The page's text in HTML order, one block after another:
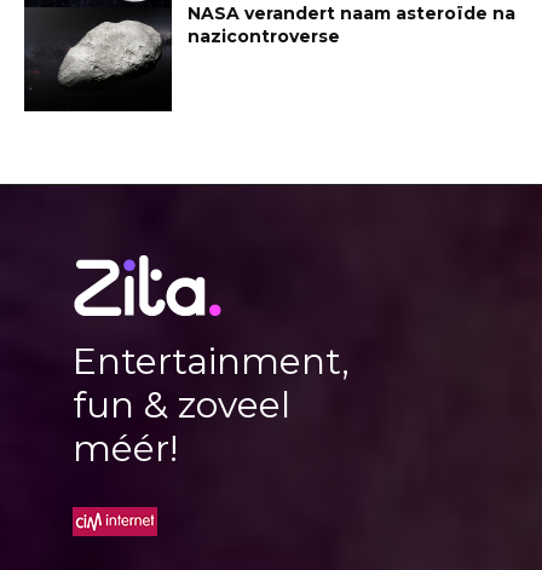
NASA verandert naam asteroïde na
nazicontroverse
Entertainment,
fun & zoveel
méér!